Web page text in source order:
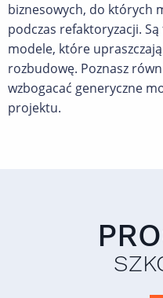
biznesowych, do których
podczas refaktoryzacji.
modele, które
rozbudowę. Poznasz
wzbogacać generyczne
projektu.